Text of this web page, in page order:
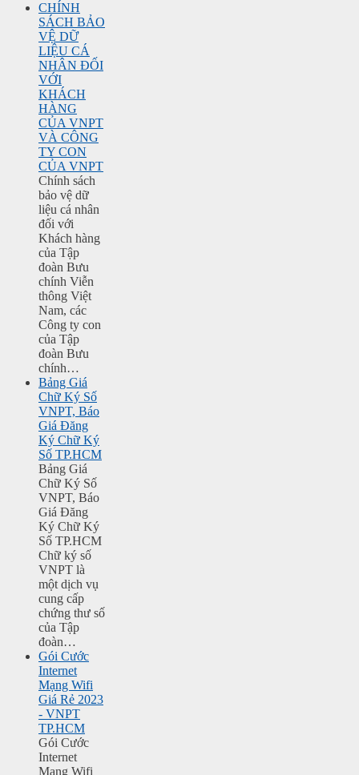
CHÍNH
SÁCH BẢO
VỆ DỮ
LIỆU CÁ
NHÂN ĐỐI
VỚI
KHÁCH
HÀNG
CỦA VNPT
VÀ CÔNG
TY CON
CỦA VNPT
Chính sách
bảo vệ dữ
liệu cá nhân
đối với
Khách hàng
của Tập
đoàn Bưu
chính Viễn
thông Việt
Nam, các
Công ty con
của Tập
đoàn Bưu
chính…
Bảng Giá
Chữ Ký Số
VNPT, Báo
Giá Đăng
Ký Chữ Ký
Số TP.HCM
Bảng Giá
Chữ Ký Số
VNPT, Báo
Giá Đăng
Ký Chữ Ký
Số TP.HCM
Chữ ký số
VNPT là
một dịch vụ
cung cấp
chứng thư số
của Tập
đoàn…
Gói Cước
Internet
Mạng Wifi
Giá Rẻ 2023
- VNPT
TP.HCM
Gói Cước
Internet
Mạng Wifi